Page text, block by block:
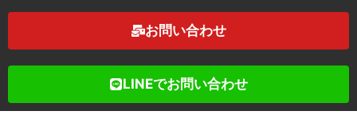
お問い合わせ
LINEでお問い合わせ